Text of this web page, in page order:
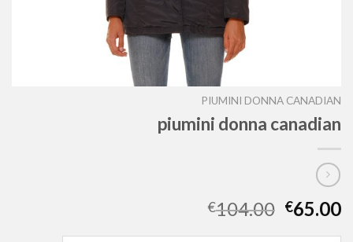
PIUMINI DONNA CANADIAN
piumini donna canadian
€104.00 €65.00